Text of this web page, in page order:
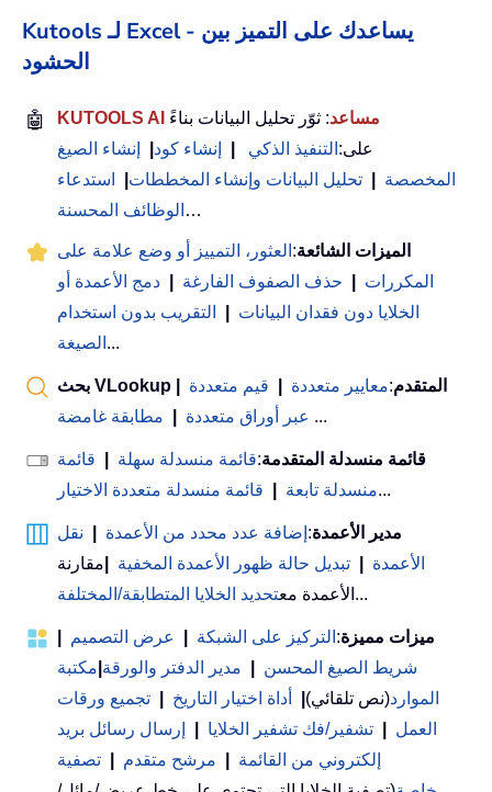
Kutools لـ Excel - يساعدك على التميز بين
الحشود
🤖 KUTOOLS AI مساعد: ثوّر تحليل البيانات بناءً
على: التنفيذ الذكي إنشاء كود
إنشاء الصيغ
المخصصة
تحليل البيانات وإنشاء المخططات
استدعاء
الوظائف المحسنة …
الميزات الشائعة: العثور، التمييز أو وضع علامة على
المكررات
حذف الصفوف الفارغة
دمج الأعمدة أو
الخلايا دون فقدان البيانات
التقريب بدون استخدام
الصيغة ...
بحث VLookup المتقدم:معايير متعددة قيم متعددة
عبر أوراق متعددة
مطابقة غامضة ...
قائمة منسدلة المتقدمة:قائمة منسدلة سهلة
قائمة
منسدلة تابعة
قائمة منسدلة متعددة الاختيار ...
مدير الأعمدة: إضافة عدد محدد من الأعمدة
نقل
الأعمدة
تبديل حالة ظهور الأعمدة المخفية
مقارنة
الأعمدة معتحديد الخلايا المتطابقة/المختلفة ...
ميزات مميزة: التركيز على الشبكة عرض التصميم
شريط الصيغ المحسن
مدير الدفتر والورقة مكتبة
الموارد(نص تلقائي) أداة اختيار التاريخ
تجميع ورقات
العمل
تشفير/فك تشفير الخلايا
إرسال رسائل بريد
إلكتروني من القائمة
مرشح متقدم
تصفية